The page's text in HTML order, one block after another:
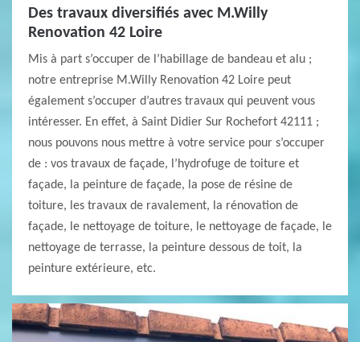
Des travaux diversifiés avec M.Willy
Renovation 42 Loire
Mis à part s’occuper de l’habillage de bandeau et alu ;
notre entreprise M.Willy Renovation 42 Loire peut
également s’occuper d’autres travaux qui peuvent vous
intéresser. En effet, à Saint Didier Sur Rochefort 42111 ;
nous pouvons nous mettre à votre service pour s’occuper
de : vos travaux de façade, l’hydrofuge de toiture et
façade, la peinture de façade, la pose de résine de
toiture, les travaux de ravalement, la rénovation de
façade, le nettoyage de toiture, le nettoyage de façade, le
nettoyage de terrasse, la peinture dessous de toit, la
peinture extérieure, etc.